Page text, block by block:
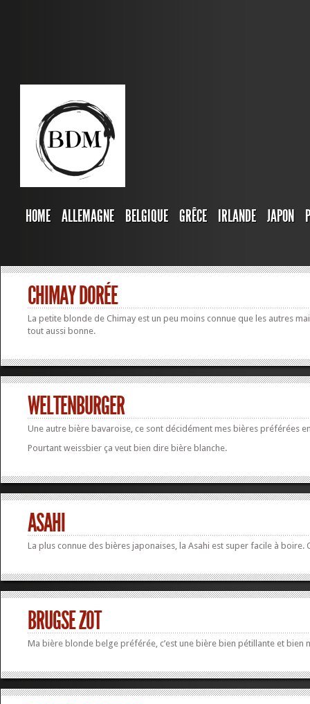
HOME ALLEMAGNE BELGIQUE GRÊCE IRLANDE JAPON
CHIMAY DORÉE
La petite blonde de Chimay est un peu moins connue que les autres
tout aussi bonne.
WELTENBURGER
Une autre bière bavaroise, ce sont décidément mes bières préférées
Pourtant weissbier ça veut bien dire bière blanche.
ASAHI
La plus connue des bières japonaises, la Asahi est super facile à
BRUGSE ZOT
Ma bière blonde belge préférée, c’est une bière bien pétillante et bien